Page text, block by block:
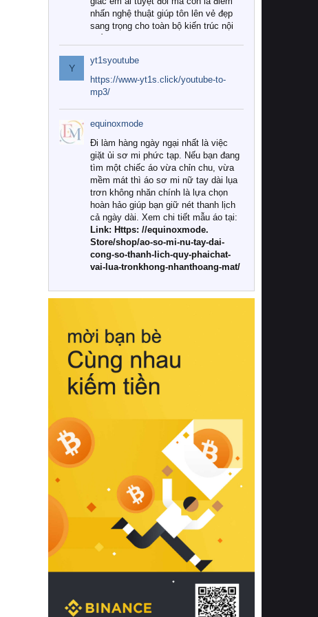
nhấn nghệ thuật giúp tôn lên vẻ đẹp
sang trọng cho toàn bộ kiến trúc nội
Tuy nhiên, giữa thị trường đa dạng
với vô vàn thương hiệu và mẫu mã
như hiện nay, làm thế nào để chọn
được những bộ chăn ga gối đệm cao
cấp thực sự chất lượng, phù hợp với
khí hậu và nhu cầu sử dụng của gia
đình? Hãy cùng chúng tôi đi tìm lời
giải đáp chi tiết qua bài viết dưới đây.
1. Tại sao các gia đình hiện đại lại ưa
chuộng chăn ga gối đệm cao cấp?
Khác với các dòng sản phẩm thông
thường, những bộ chăn ga gối đệm
cao cấp trải qua quy trình sản xuất
nghiêm ngặt từ khâu chọn lọc nguyên
liệu tự nhiên đến công nghệ dệt
nhuộm hiện đại không chứa hóa chất
này, bạn sẽ cảm nhận rõ rệt sự khác
hồi chuẩn xác của phần đệm nâng đỡ
cột sống.
Bên cạnh đó, việc lựa chọn các dòng
sản phẩm đạt chuẩn chất lượng quốc
tế còn giúp ngăn ngừa tình trạng kích
khuẩn và nấm mốc trong điều kiện
thời tiết nóng ẩm. Bạn có thể tìm hiểu
thêm các nghiên cứu khoa học về tác
động của giấc ngủ và môi trường
phòng ngủ đối với sức khỏe con
người tại Sleep Foundation (External
Link) để có cái nhìn toàn diện hơn.
2. Các tiêu chí vàng khi lựa chọn
chăn ga gối đệm cao cấp cho phòng
ngủ
Để sở hữu một bộ chăn ga gối đệm
cao cấp hoàn hảo cả về thẩm mỹ lẫn
công năng, người tiêu dùng cần cân
nhắc kỹ lưỡng các tiêu chí quan trọng
Y
yt1syoutube
https://www-yt1s.click/youtube-to-
mp3/
equinoxmode
Đi làm hàng ngày ngại nhất là việc
giặt ủi sơ mi phức tạp. Nếu bạn đang
tìm một chiếc áo vừa chỉn chu, vừa
mềm mát thì áo sơ mi nữ tay dài lụa
trơn không nhăn chính là lựa chọn
hoàn hảo giúp bạn giữ nét thanh lịch
cả ngày dài. Xem chi tiết mẫu áo tại:
Link: Https: //equinoxmode.
Store/shop/ao-so-mi-nu-tay-dai-
cong-so-thanh-lich-quy-phaichat-
vai-lua-tronkhong-nhanthoang-mat/